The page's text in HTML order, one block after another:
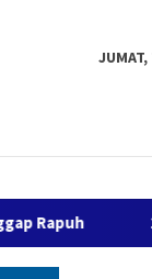
JUMAT,
14 Cabor Belum